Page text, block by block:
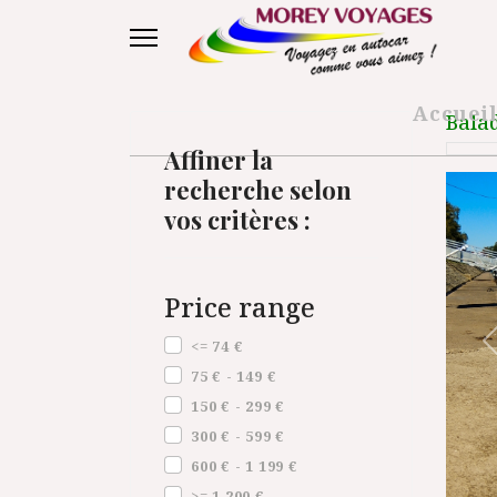
Accueil
Affiner la
recherche selon
vos critères :
Price range
Price range
<= 74 €
75 € - 149 €
150 € - 299 €
300 € - 599 €
600 € - 1 199 €